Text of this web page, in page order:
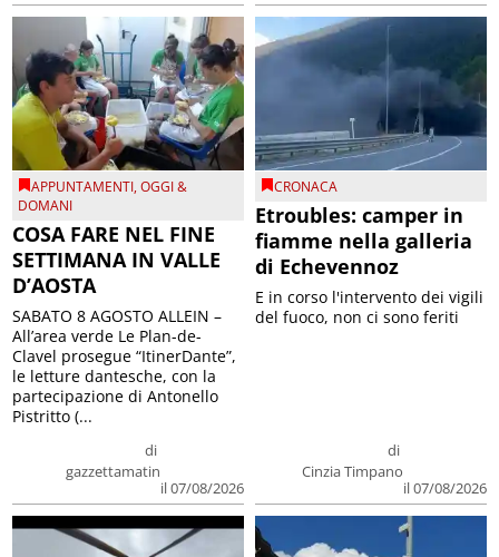
APPUNTAMENTI,OGGI &
DOMANI
COSA FARE NEL FINE
SETTIMANA IN VALLE
D’AOSTA
di
gazzettamatin
il 07/08/2026
SABATO 8 AGOSTO ALLEIN –
All’area verde Le Plan-de-
Clavel prosegue “ItinerDante”,
le letture dantesche, con la
partecipazione di Antonello
Pistritto (...
CRONACA
Etroubles: camper in
fiamme nella galleria
di Echevennoz
di
Cinzia Timpano
il 07/08/2026
E in corso l'intervento dei vigili
del fuoco, non ci sono feriti